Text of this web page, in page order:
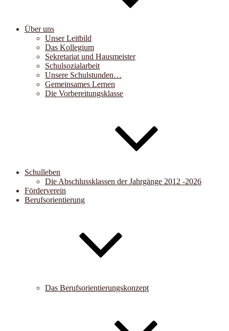
Über uns
Unser Leitbild
Das Kollegium
Sekretariat und Hausmeister
Schulsozialarbeit
Unsere Schulstunden…
Gemeinsames Lernen
Die Vorbereitungsklasse
Schulleben
Die Abschlussklassen der Jahrgänge 2012 -2026
Förderverein
Berufsorientierung
Das Berufsorientierungskonzept